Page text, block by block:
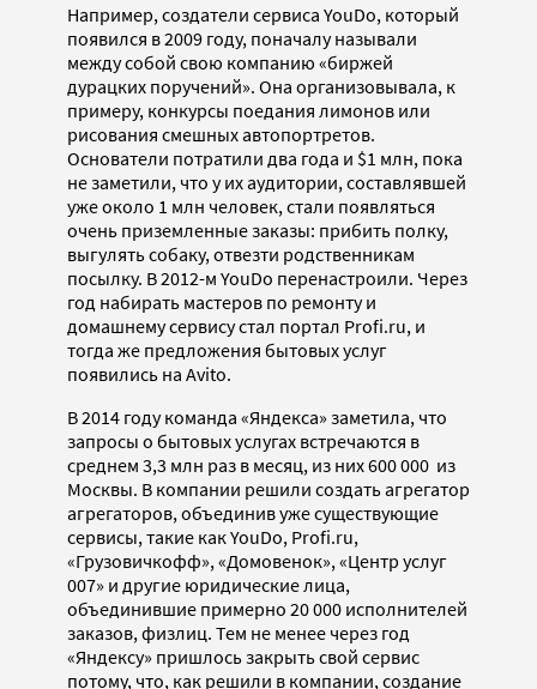
Например, создатели сервиса YouDo, который
появился в 2009 году, поначалу называли
между собой свою компанию «биржей
дурацких поручений». Она организовывала, к
примеру, конкурсы поедания лимонов или
рисования смешных автопортретов.
Основатели потратили два года и $1 млн, пока
не заметили, что у их аудитории, составлявшей
уже около 1 млн человек, стали появляться
очень приземленные заказы: прибить полку,
выгулять собаку, отвезти родственникам
посылку. В 2012-м YouDo перенастроили. Через
год набирать мастеров по ремонту и
домашнему сервису стал портал Profi.ru, и
тогда же предложения бытовых услуг
появились на Avito.
В 2014 году команда «Яндекса» заметила, что
запросы о бытовых услугах встречаются в
среднем 3,3 млн раз в месяц, из них 600 000 из
Москвы. В компании решили создать агрегатор
агрегаторов, объединив уже существующие
сервисы, такие как YouDo, Profi.ru,
«Грузовичкофф», «Домовенок», «Центр услуг
007» и другие юридические лица,
объединившие примерно 20 000 исполнителей
заказов, физлиц. Тем не менее через год
«Яндексу» пришлось закрыть свой сервис
потому, что, как решили в компании, создание